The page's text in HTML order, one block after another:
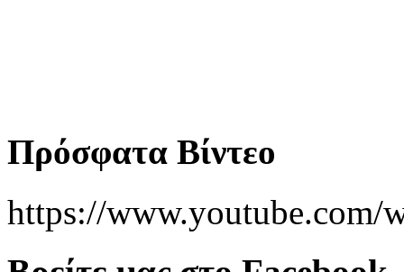
Πρόσφατα Βίντεο
https://